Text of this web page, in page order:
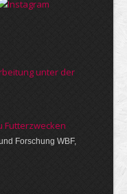
unter der
Futterzwecken
Forschung WBF,